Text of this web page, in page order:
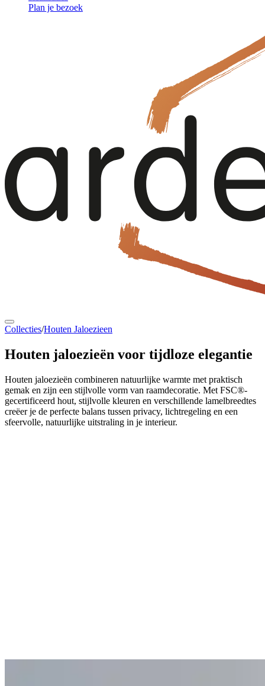
Plan je bezoek
Collecties/Houten Jaloezieen
Houten jaloezieën voor tijdloze elegantie
Houten jaloezieën combineren natuurlijke warmte met praktisch
gemak en zijn een stijlvolle vorm van raamdecoratie. Met FSC®-
gecertificeerd hout, stijlvolle kleuren en verschillende lamelbreedtes
creëer je de perfecte balans tussen privacy, lichtregeling en een
sfeervolle, natuurlijke uitstraling in je interieur.